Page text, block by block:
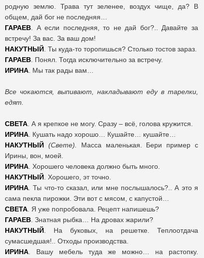
родную землю. Трава тут зеленее, воздух чище, да? В
общем, дай бог не последняя…
ГАРАЕВ . А если последняя, то не дай бог?.. Давайте за
встречу! За вас. За ваш дом!
НАКУТНЫЙ . Ты куда-то торопишься? Столько тостов зараз.
ГАРАЕВ . Понял. Тогда исключительно за встречу.
ИРИНА . Мы так рады вам…
Все чокаются, выпивают, накладывают еду в тарелки,
едят.
СВЕТА . А я крепкое не могу. Сразу – всё, голова кружится.
ИРИНА . Кушать надо хорошо… Кушайте… кушайте…
НАКУТНЫЙ (Свете).
Масса маленькая. Бери пример с
Ирины, вон, моей.
ИРИНА . Хорошего человека должно быть много.
НАКУТНЫЙ . Хорошего, эт точно.
ИРИНА Ты что-то сказал, или мне послышалось?.. А это я
сама пекла пирожки. Эти вот с мясом, с капустой…
СВЕТА . Я уже попробовала. Рецепт напишешь?
ГАРАЕВ . Знатная рыбка… На дровах жарили?
НАКУТНЫЙ . На буковых, на решетке. Теплоотдача
сумасшедшая!.. Отходы производства.
ИРИНА . Вашу мебель туда же можно… на растопку.